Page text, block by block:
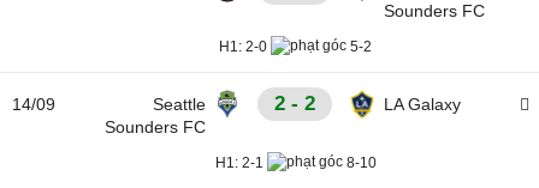
Sounders FC
H1: 2-0 5-2
14/09
Seattle
Sounders FC
2 - 2 LA Galaxy
H1:2-1 8-10